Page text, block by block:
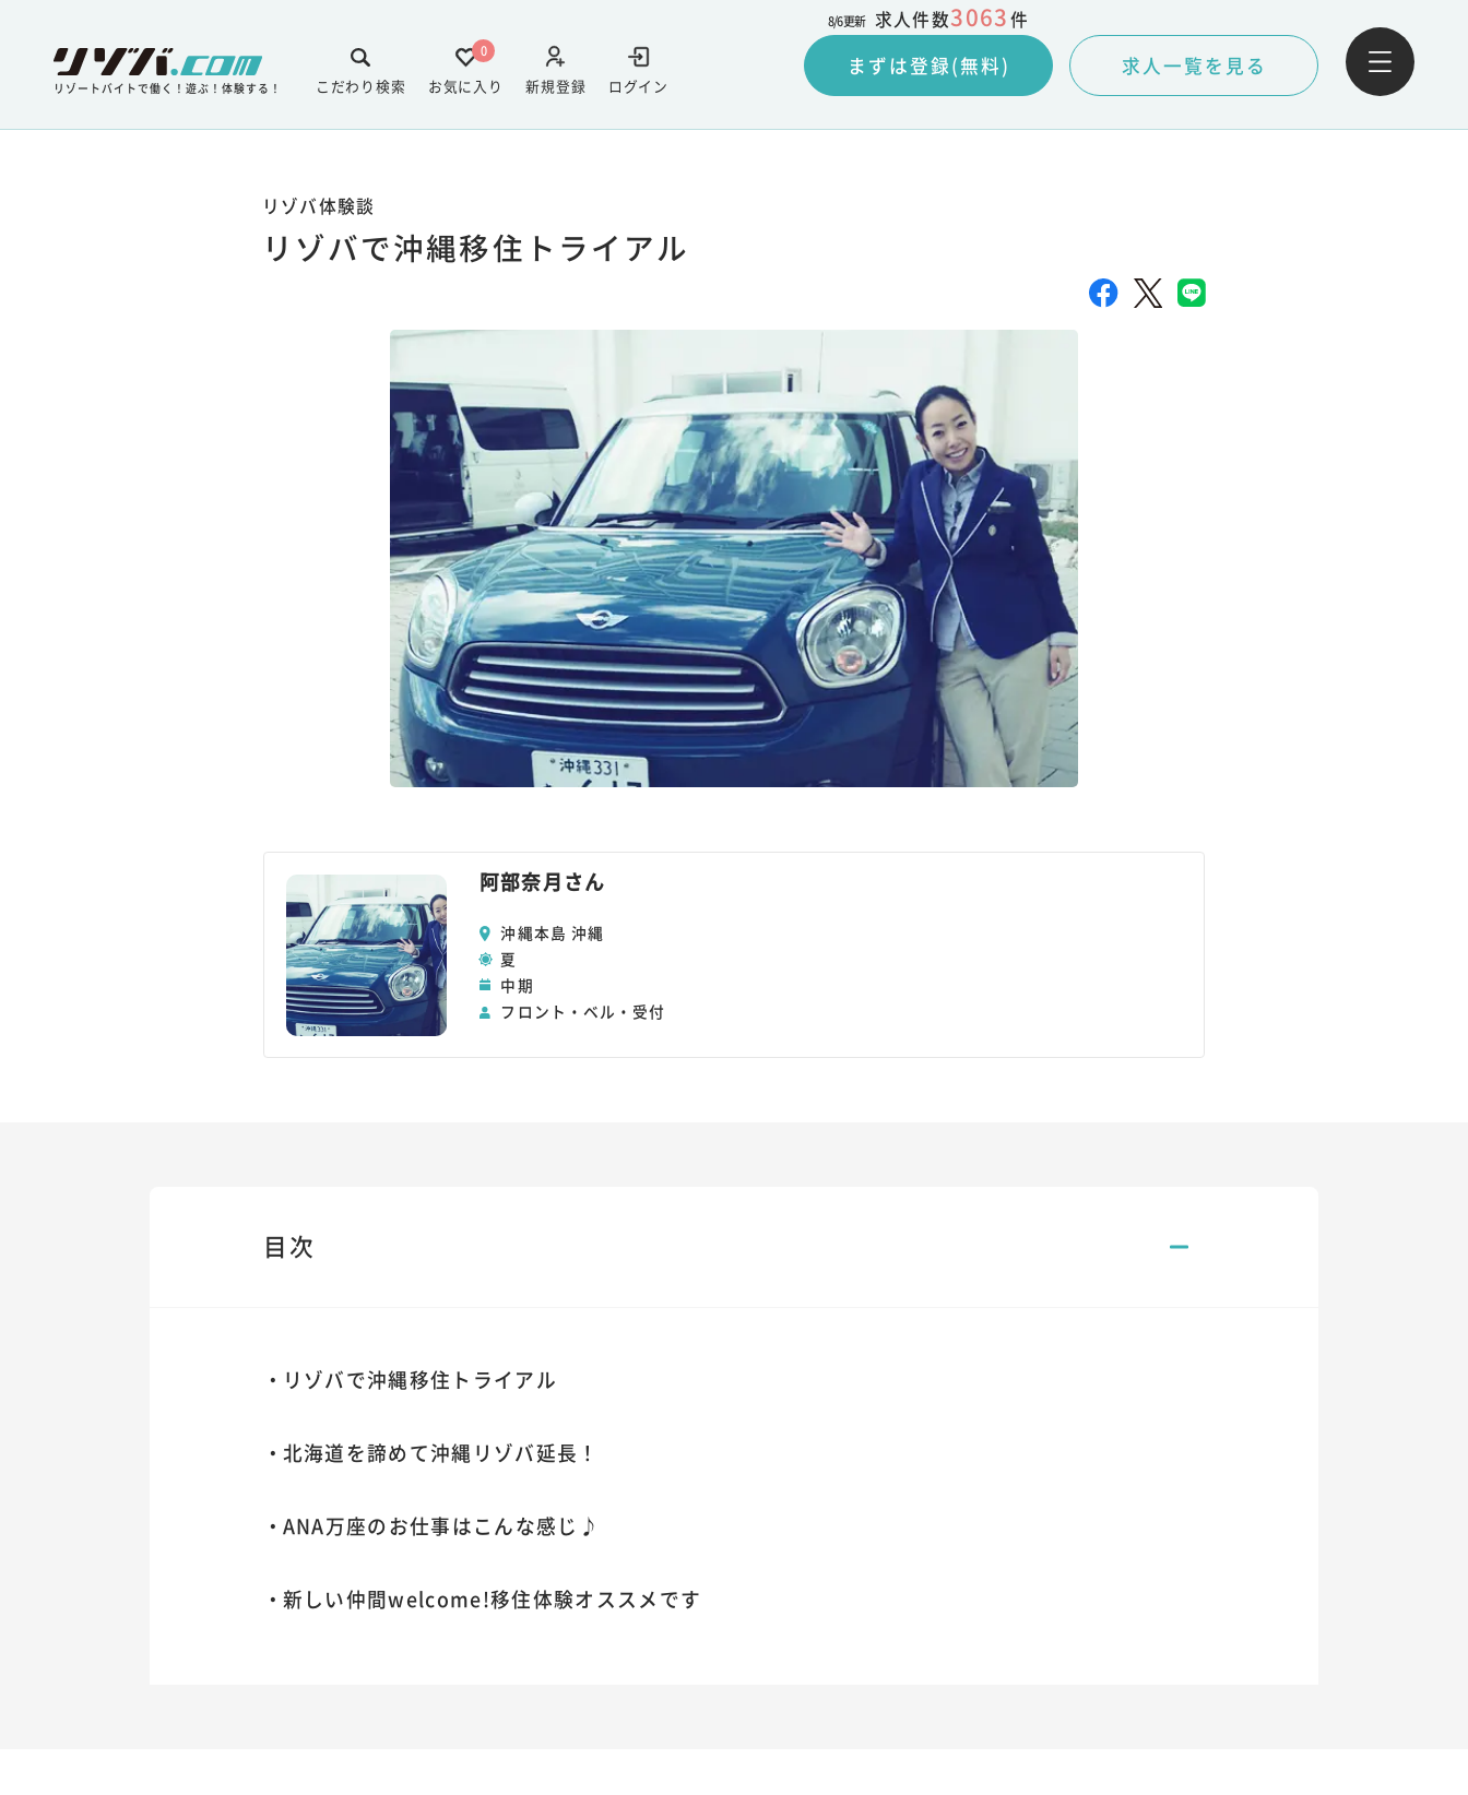
リゾートバイトで働く！遊ぶ！体験する！ ログイン
新規登録
0
お気に入り
こだわり検索
8/6更新 求人件数3063件
まずは登録(無料) 求人一覧を見る
リゾバ体験談
リゾバで沖縄移住トライアル
阿部奈月さん
沖縄本島 沖縄
夏
中期
フロント・ベル・受付
目次
リゾバで沖縄移住トライアル
北海道を諦めて沖縄リゾバ延長！
ANA万座のお仕事はこんな感じ♪
新しい仲間welcome!移住体験オススメです